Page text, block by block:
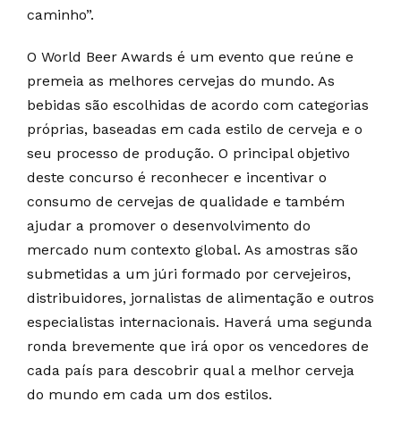
caminho”.
O World Beer Awards é um evento que reúne e
premeia as melhores cervejas do mundo. As
bebidas são escolhidas de acordo com categorias
próprias, baseadas em cada estilo de cerveja e o
seu processo de produção. O principal objetivo
deste concurso é reconhecer e incentivar o
consumo de cervejas de qualidade e também
ajudar a promover o desenvolvimento do
mercado num contexto global. As amostras são
submetidas a um júri formado por cervejeiros,
distribuidores, jornalistas de alimentação e outros
especialistas internacionais. Haverá uma segunda
ronda brevemente que irá opor os vencedores de
cada país para descobrir qual a melhor cerveja
do mundo em cada um dos estilos.